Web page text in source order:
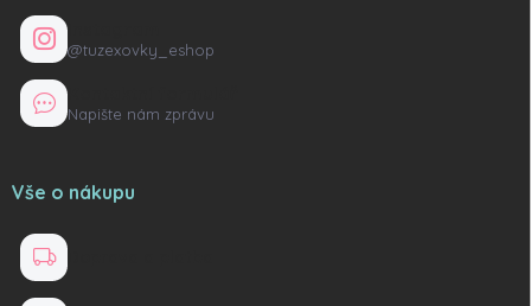
@tuzexovky_eshop
Napište nám zprávu
Vše o nákupu